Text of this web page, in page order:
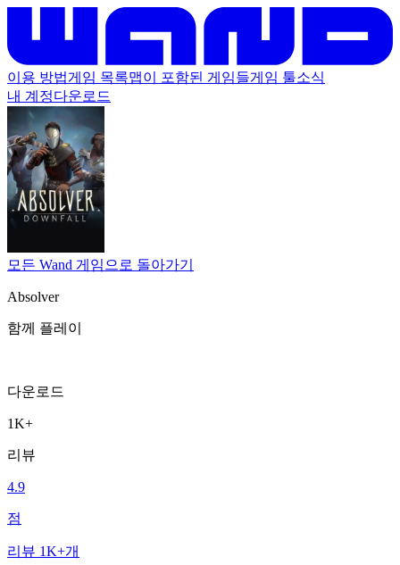
이용 방법게임 목록맵이 포함된 게임들게임 툴소식
내 계정다운로드
모든 Wand 게임으로 돌아가기
Absolver
함께 플레이
다운로드
1K+
리뷰
4.9
점
리뷰 1K+개